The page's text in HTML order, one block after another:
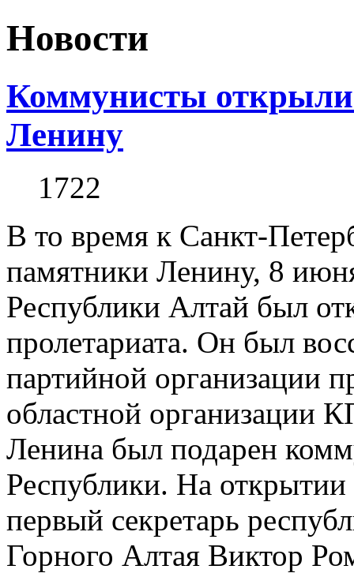
Новости
Коммунисты
Ленину
1722
В то время к Санкт-
памятники Ленину, 8
Республики Алтай был
пролетариата. Он был
партийной организации
областной организации
Ленина был подарен
Республики. На
первый секретарь
Горного Алтая Виктор